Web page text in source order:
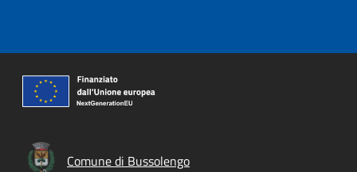
Comune di Bussolengo